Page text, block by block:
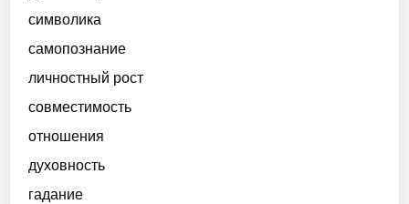
символика
самопознание
личностный рост
совместимость
отношения
духовность
гадание